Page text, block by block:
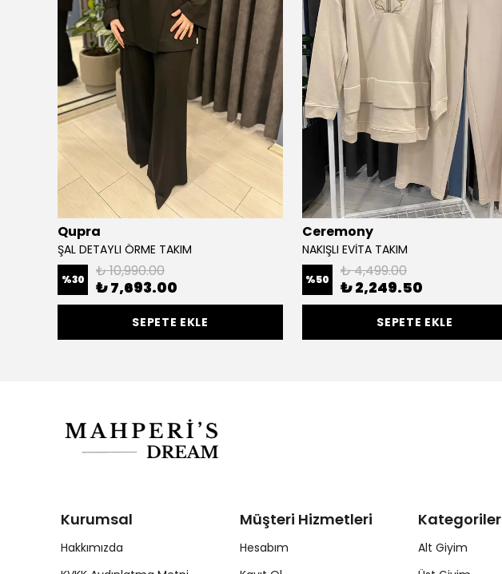
Qupra
ŞAL DETAYLI ÖRME TAKIM
%30 ₺ 10,990.00
₺ 7,693.00
SEPETE EKLE
Ceremony
NAKIŞLI EVİTA TAKIM
%50 ₺ 4,499.00
₺ 2,249.50
SEPETE EKLE
Kurumsal
Hakkımızda
Müşteri Hizmetleri
Hesabım
Kategoriler
Alt Giyim